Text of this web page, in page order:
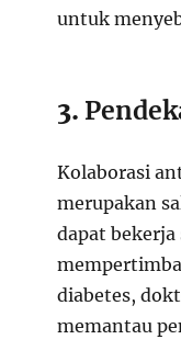
untuk
3.
Kolaborasi
merupakan
dapat
diabetes,
memantau